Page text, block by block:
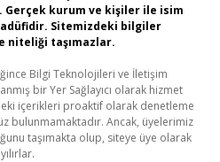
Gerçek kurum ve kişiler ile isim
Sitemizdeki bilgiler
niteliği taşımazlar.
Bilgi Teknolojileri ve İletişim
bir Yer Sağlayıcı olarak hizmet
içerikleri proaktif olarak denetleme
bulunmamaktadır. Ancak, üyelerimiz
taşımakta olup, siteye üye olarak